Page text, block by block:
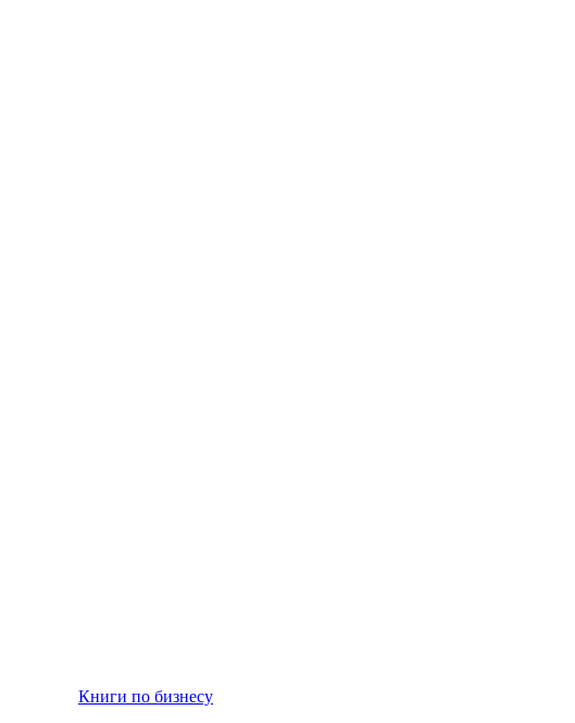
Книги по бизнесу